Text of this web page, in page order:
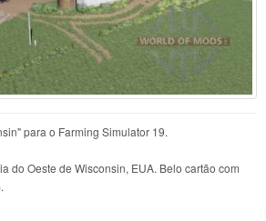
para o Farming Simulator 19.
do Oeste de Wisconsin, EUA. Belo cartão com